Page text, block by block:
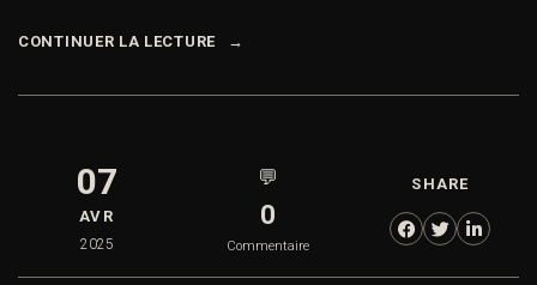
CONTINUER LA LECTURE
07
AVR
2025
💬
0
Commentaire
SHARE